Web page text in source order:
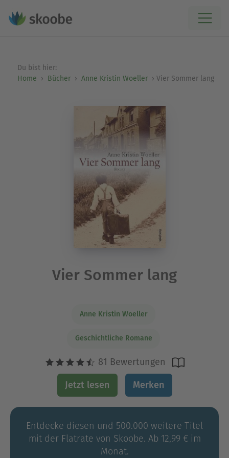
Du bist hier:
Home
Bücher Anne Kristin Woeller Vier Sommer lang
Vier Sommer lang
Anne Kristin Woeller
Geschichtliche Romane
81 Bewertungen
Jetzt lesen Merken
Entdecke diesen und 500.000 weitere Titel
mit der Flatrate von Skoobe. Ab 12,99 € im
Monat.